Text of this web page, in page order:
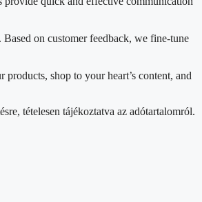
on customer feedback, we fine-tune
shop to your heart’s content, and
tételesen tájékoztatva az adótartalomról.